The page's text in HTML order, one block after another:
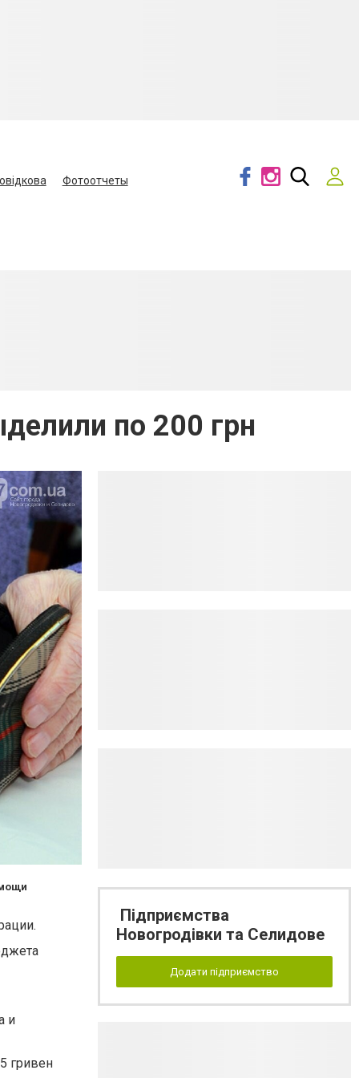
Фотоотчеты
по 200 грн
и
гривен
Підприємства
Новогродівки та Селидове
Додати підприємство